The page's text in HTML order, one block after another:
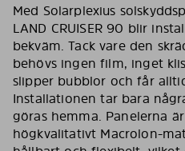
Med Solarplexius
LAND CRUISER 90 blir
bekväm. Tack vare den
behövs ingen film, inget
slipper bubblor och får
Installationen tar bara
göras hemma. Panelerna
högkvalitativt Macrolon-